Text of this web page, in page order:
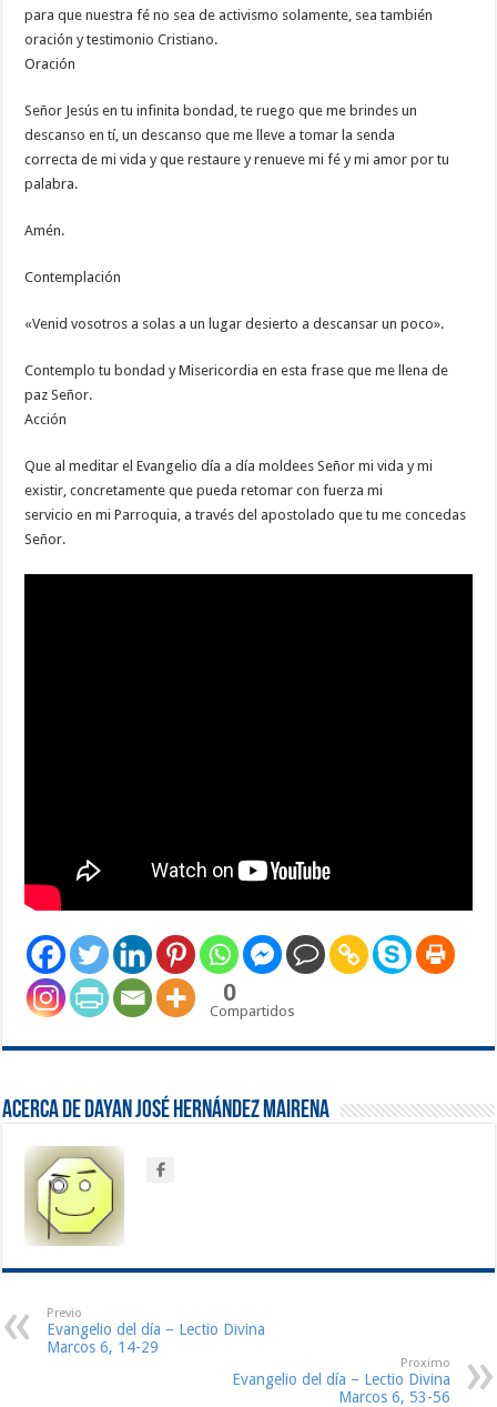
para que nuestra fé no sea de activismo solamente, sea también
oración y testimonio Cristiano.
Oración
Señor Jesús en tu infinita bondad, te ruego que me brindes un
descanso en tí, un descanso que me lleve a tomar la senda
correcta de mi vida y que restaure y renueve mi fé y mi amor por tu
palabra.
Amén.
Contemplación
«Venid vosotros a solas a un lugar desierto a descansar un poco».
Contemplo tu bondad y Misericordia en esta frase que me llena de
paz Señor.
Acción
Que al meditar el Evangelio día a día moldees Señor mi vida y mi
existir, concretamente que pueda retomar con fuerza mi
servicio en mi Parroquia, a través del apostolado que tu me concedas
Señor.
0
Compartidos
Acerca de Dayan José Hernández Mairena
Previo
Evangelio del día – Lectio Divina
Marcos 6, 14-29
Proximo
Evangelio del día – Lectio Divina
Marcos 6, 53-56